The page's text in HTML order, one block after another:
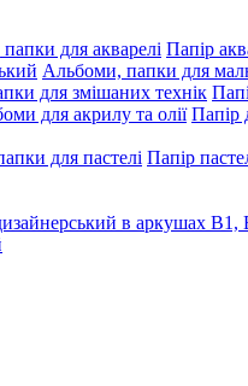
для акварелі Папір
Альбоми, папки для
для змішаних технік
для акрилу та олії Папір
для пастелі Папір
в аркушах В1,